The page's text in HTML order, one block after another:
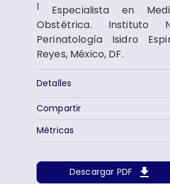
1
Especialista en
Obstétrica. Instituto
Perinatología Isidro
Reyes, México, DF.
Detalles
Descargar PDF
Métricas
Compartir